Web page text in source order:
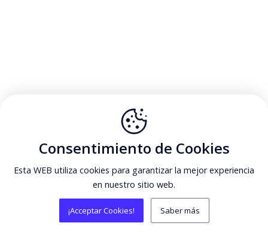
Consentimiento de Cookies
Esta WEB utiliza cookies para garantizar la mejor experiencia
en nuestro sitio web.
¡Acceptar Cookies! Saber más